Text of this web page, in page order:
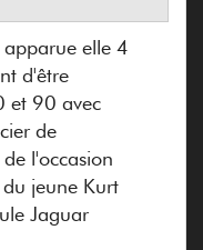
elle 4
d'être
et 90 avec
de
l'occasion
jeune Kurt
Jaguar